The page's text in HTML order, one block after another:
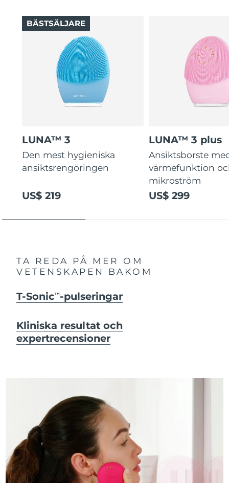
LUNA™ 3
Den mest hygieniska
ansiktsrengöringen
US$ 219
BÄSTSÄLJARE
LUNA™ 3 plus
Ansiktsborste
värmefunktion
mikroström
US$ 299
TA REDA PÅ MER OM
VETENSKAPEN BAKOM
T-SonicTM -pulseringar
Kliniska resultat och
expertrecensioner